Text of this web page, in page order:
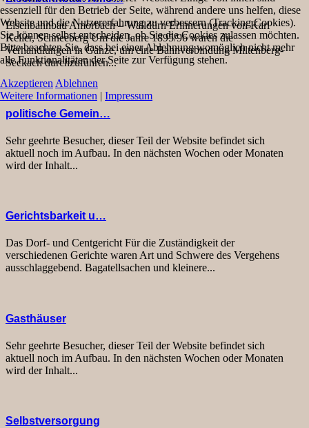
Eisenbahnbau Amorbach – Walldürn Erinnerungen von Karl
Keller, Schneeberg Um die Jahre 1895/96 waren die
Verhandlungen in Ganze, um eine Bahnverbindung Miltenberg-
Seckach durchzuführen...
politische Gemein…
Sehr geehrte Besucher, dieser Teil der Website befindet sich
aktuell noch im Aufbau. In den nächsten Wochen oder Monaten
wird der Inhalt...
Gerichtsbarkeit u…
Das Dorf- und Centgericht Für die Zuständigkeit der
verschiedenen Gerichte waren Art und Schwere des Vergehens
ausschlaggebend. Bagatellsachen und kleinere...
Gasthäuser
Sehr geehrte Besucher, dieser Teil der Website befindet sich
aktuell noch im Aufbau. In den nächsten Wochen oder Monaten
wird der Inhalt...
Selbstversorgung
essenziell für den Betrieb der Seite, während andere uns helfen, diese
Website und die Nutzererfahrung zu verbessern (Tracking Cookies).
Sie können selbst entscheiden, ob Sie die Cookies zulassen möchten.
Bitte beachten Sie, dass bei einer Ablehnung womöglich nicht mehr
alle Funktionalitäten der Seite zur Verfügung stehen.
Akzeptieren Ablehnen
Weitere Informationen | Impressum